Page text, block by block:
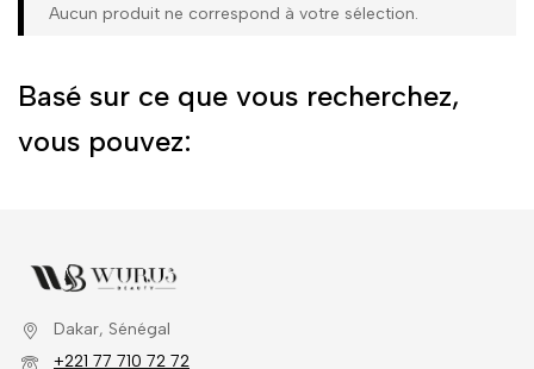
Aucun produit ne correspond à votre sélection.
Basé sur ce que vous recherchez,
vous pouvez:
Dakar, Sénégal
+221 77 710 72 72